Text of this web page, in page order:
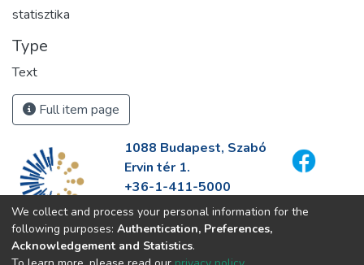
statisztika
Type
Text
Full item page
1088 Budapest, Szabó
Ervin tér 1.
+36-1-411-5000
info@fszek.hu
https://fszek.hu
We collect and process your personal information for the
following purposes: Authentication, Preferences,
Acknowledgement and Statistics.